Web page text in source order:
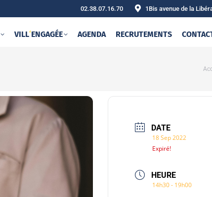
02.38.07.16.70 1Bis avenue de la
VILL‘ENGAGÉE AGENDA RECRUTEMENTS
DATE
18 Sep 2022
Expiré!
HEURE
14h30 - 19h00